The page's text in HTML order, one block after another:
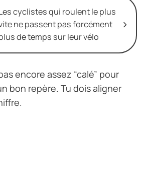
cyclistes qui roulent le plus
ne passent pas forcément
de temps sur leur vélo
encore assez “calé” pour
bon repère. Tu dois aligner